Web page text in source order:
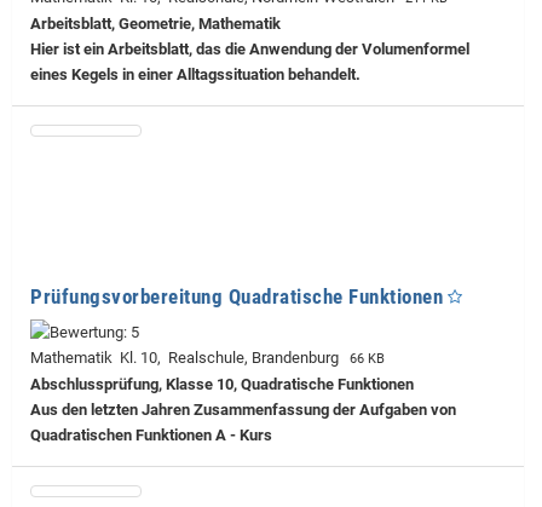
Arbeitsblatt, Geometrie, Mathematik
Hier ist ein Arbeitsblatt, das die Anwendung der Volumenformel
eines Kegels in einer Alltagssituation behandelt.
Prüfungsvorbereitung Quadratische Funktionen
Mathematik Kl. 10, Realschule, Brandenburg 66 KB
Abschlussprüfung, Klasse 10, Quadratische Funktionen
Aus den letzten Jahren Zusammenfassung der Aufgaben von
Quadratischen Funktionen A - Kurs